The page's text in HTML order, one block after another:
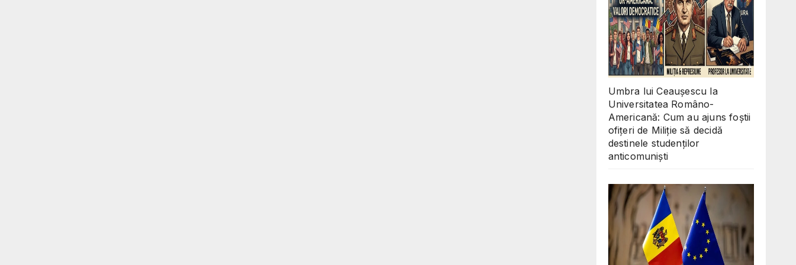
Umbra lui Ceaușescu la
Universitatea Româno-
Americană: Cum au ajuns foștii
ofițeri de Miliție să decidă
destinele studenților
anticomuniști